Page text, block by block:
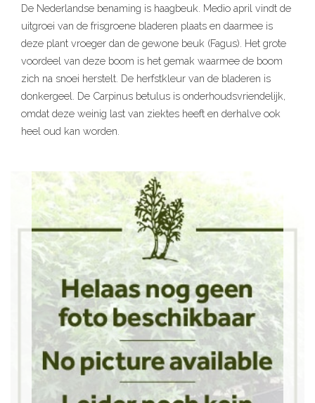
De Nederlandse benaming is haagbeuk. Medio april vindt de
uitgroei van de frisgroene bladeren plaats en daarmee is
deze plant vroeger dan de gewone beuk (Fagus). Het grote
voordeel van deze boom is het gemak waarmee de boom
zich na snoei herstelt. De herfstkleur van de bladeren is
donkergeel. De Carpinus betulus is onderhoudsvriendelijk,
omdat deze weinig last van ziektes heeft en derhalve ook
heel oud kan worden.